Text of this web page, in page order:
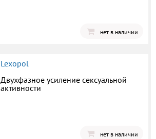
нет в наличии
Lexopol
Двухфазное усиление сексуальной
активности
нет в наличии